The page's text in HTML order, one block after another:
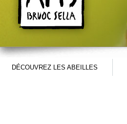
Menu principal
DÉCOUVREZ LES ABEILLES